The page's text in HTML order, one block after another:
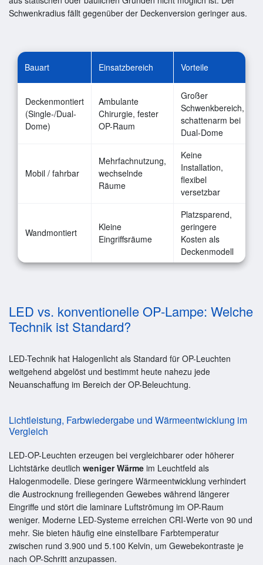
Schwenkradius fällt gegenüber der Deckenversion geringer aus.
Bauart Einsatzbereich Vorteile
Deckenmontiert
(Single-/Dual-
Dome)
Ambulante
Chirurgie, fester
OP-Raum
Großer
Schwenkbereich,
schattenarm bei
Dual-Dome
Mobil / fahrbar
Mehrfachnutzung,
wechselnde
Räume
Keine
Installation,
flexibel
versetzbar
Wandmontiert
Kleine
Eingriffsräume
Platzsparend,
geringere
Kosten als
Deckenmodell
LED vs. konventionelle OP-Lampe: Welche
Technik ist Standard?
LED-Technik hat Halogenlicht als Standard für OP-Leuchten
weitgehend abgelöst und bestimmt heute nahezu jede
Neuanschaffung im Bereich der OP-Beleuchtung.
Lichtleistung, Farbwiedergabe und Wärmeentwicklung im
Vergleich
LED-OP-Leuchten erzeugen bei vergleichbarer oder höherer
Lichtstärke deutlich weniger Wärme im Leuchtfeld als
Halogenmodelle. Diese geringere Wärmeentwicklung verhindert
die Austrocknung freiliegenden Gewebes während längerer
Eingriffe und stört die laminare Luftströmung im OP-Raum
weniger. Moderne LED-Systeme erreichen CRI-Werte von 90 und
mehr. Sie bieten häufig eine einstellbare Farbtemperatur
zwischen rund 3.900 und 5.100 Kelvin, um Gewebekontraste je
nach OP-Schritt anzupassen.